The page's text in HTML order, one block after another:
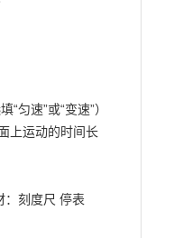
“匀速”或“变速”）
上运动的时间长
：刻度尺 停表